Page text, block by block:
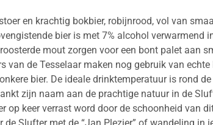
en krachtig bokbier, robijnrood, vol van
bier is met 7% alcohol verwarmend
mout zorgen voor een bont palet aan
van de Tesselaar maken nog gebruik van
bier. De ideale drinktemperatuur is rond
zijn naam aan de prachtige natuur in de
op keer verrast word door de schoonheid van